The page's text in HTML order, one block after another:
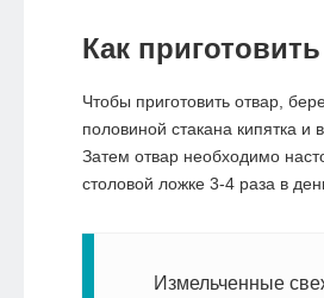
Как
Чтобы приготовить отвар,
половиной стакана кипятка и
Затем отвар необходимо
столовой ложке 3-4 раза в
Измельченные